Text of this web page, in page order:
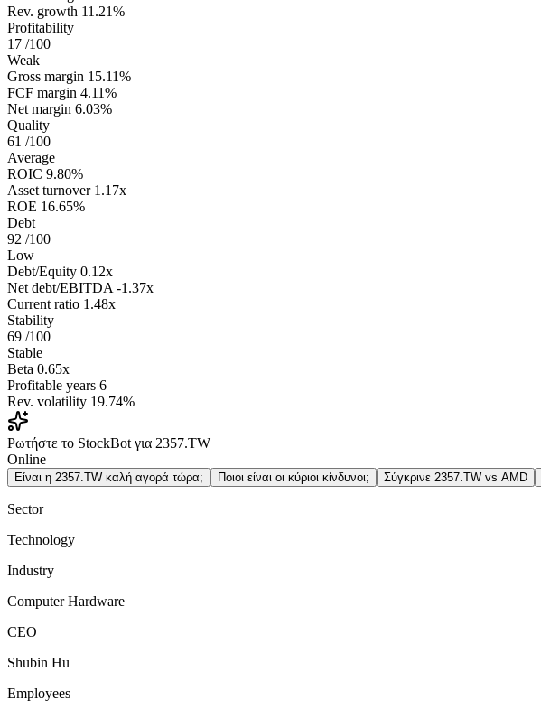
Rev. growth 11.21%
Profitability
17 /100
Weak
Gross margin 15.11%
FCF margin 4.11%
Net margin 6.03%
Quality
61 /100
Average
ROIC 9.80%
Asset turnover 1.17x
ROE 16.65%
Debt
92 /100
Low
Debt/Equity 0.12x
Net debt/EBITDA -1.37x
Current ratio 1.48x
Stability
69 /100
Stable
Beta 0.65x
Profitable years 6
Rev. volatility 19.74%
Ρωτήστε το StockBot για 2357.TW
Online
Είναι η 2357.TW καλή αγορά τώρα; Ποιοι είναι οι κύριοι κίνδυνοι; Σύγκρινε 2357.TW vs AMD
Sector
Technology
Industry
Computer Hardware
CEO
Shubin Hu
Employees